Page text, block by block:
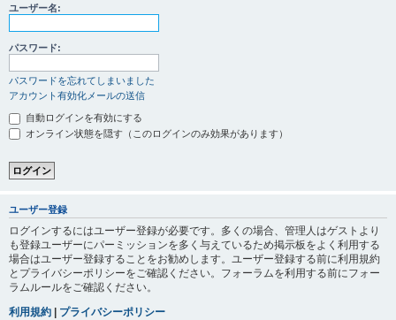
ユーザー名:
パスワード:
パスワードを忘れてしまいました
アカウント有効化メールの送信
自動ログインを有効にする
オンライン状態を隠す（このログインのみ効果があります）
ユーザー登録
ログインするにはユーザー登録が必要です。多くの場合、管理人はゲストより
も登録ユーザーにパーミッションを多く与えているため掲示板をよく利用する
場合はユーザー登録することをお勧めします。ユーザー登録する前に利用規約
とプライバシーポリシーをご確認ください。フォーラムを利用する前にフォー
ラムルールをご確認ください。
利用規約 | プライバシーポリシー